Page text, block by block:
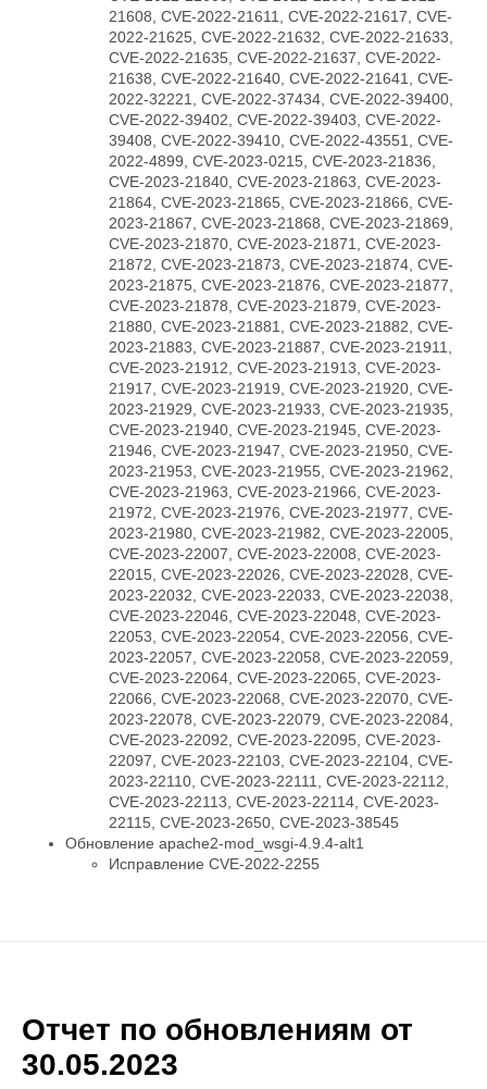
21608, CVE-2022-21611, CVE-2022-21617, CVE-
2022-21625, CVE-2022-21632, CVE-2022-21633,
CVE-2022-21635, CVE-2022-21637, CVE-2022-
21638, CVE-2022-21640, CVE-2022-21641, CVE-
2022-32221, CVE-2022-37434, CVE-2022-39400,
CVE-2022-39402, CVE-2022-39403, CVE-2022-
39408, CVE-2022-39410, CVE-2022-43551, CVE-
2022-4899, CVE-2023-0215, CVE-2023-21836,
CVE-2023-21840, CVE-2023-21863, CVE-2023-
21864, CVE-2023-21865, CVE-2023-21866, CVE-
2023-21867, CVE-2023-21868, CVE-2023-21869,
CVE-2023-21870, CVE-2023-21871, CVE-2023-
21872, CVE-2023-21873, CVE-2023-21874, CVE-
2023-21875, CVE-2023-21876, CVE-2023-21877,
CVE-2023-21878, CVE-2023-21879, CVE-2023-
21880, CVE-2023-21881, CVE-2023-21882, CVE-
2023-21883, CVE-2023-21887, CVE-2023-21911,
CVE-2023-21912, CVE-2023-21913, CVE-2023-
21917, CVE-2023-21919, CVE-2023-21920, CVE-
2023-21929, CVE-2023-21933, CVE-2023-21935,
CVE-2023-21940, CVE-2023-21945, CVE-2023-
21946, CVE-2023-21947, CVE-2023-21950, CVE-
2023-21953, CVE-2023-21955, CVE-2023-21962,
CVE-2023-21963, CVE-2023-21966, CVE-2023-
21972, CVE-2023-21976, CVE-2023-21977, CVE-
2023-21980, CVE-2023-21982, CVE-2023-22005,
CVE-2023-22007, CVE-2023-22008, CVE-2023-
22015, CVE-2023-22026, CVE-2023-22028, CVE-
2023-22032, CVE-2023-22033, CVE-2023-22038,
CVE-2023-22046, CVE-2023-22048, CVE-2023-
22053, CVE-2023-22054, CVE-2023-22056, CVE-
2023-22057, CVE-2023-22058, CVE-2023-22059,
CVE-2023-22064, CVE-2023-22065, CVE-2023-
22066, CVE-2023-22068, CVE-2023-22070, CVE-
2023-22078, CVE-2023-22079, CVE-2023-22084,
CVE-2023-22092, CVE-2023-22095, CVE-2023-
22097, CVE-2023-22103, CVE-2023-22104, CVE-
2023-22110, CVE-2023-22111, CVE-2023-22112,
CVE-2023-22113, CVE-2023-22114, CVE-2023-
22115, CVE-2023-2650, CVE-2023-38545
Обновление apache2-mod_wsgi-4.9.4-alt1
Исправление CVE-2022-2255
Отчет по обновлениям от
30.05.2023